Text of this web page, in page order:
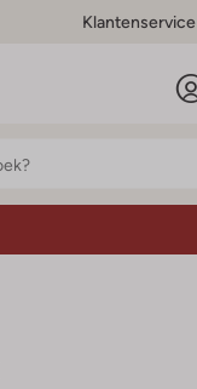
Klantenservice